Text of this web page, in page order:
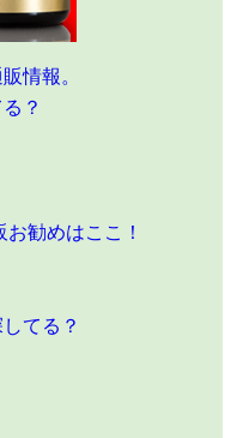
情報。
？
勧めはここ！
てる？